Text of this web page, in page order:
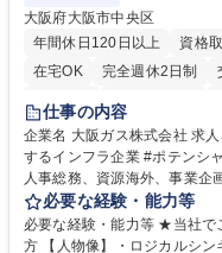
大阪府大阪市中央区
年間休日120日以上
資格
在宅OK
完全週休2日制
服装自由
第二新卒歓迎
仕事の内容
企業名 大阪ガス株式会社 求人名 【第二新卒】事務系総合職 #関西を代表
するインフラ企業 #ポテンシャル採用 仕事の内容 事務系
人事総務、資源海外、事業企
す。 【業務内容の一例】■所
務 ■営業部門の企画スタッフ、ルート営業 【キャ
ポジションで一定期間ご活躍
必要な経験・能力等
必要な経験・能力等 ★当社で
方 【人物像】・ロジカルシ